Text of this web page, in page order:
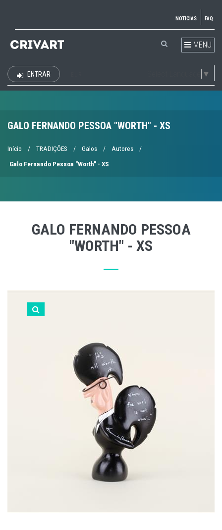
NOTICIAS FAQ
MENU
▼
ENTRAR
GALO FERNANDO PESSOA "WORTH" - XS
Início / TRADIÇÕES / Galos / Autores /
Galo Fernando Pessoa "Worth" - XS
GALO FERNANDO PESSOA
"WORTH" - XS